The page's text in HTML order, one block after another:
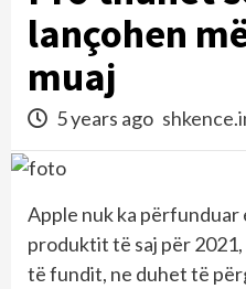
lançohen
muaj
5 years ago
Apple nuk ka përfunduar
produktit të saj për
të fundit, ne duhet të